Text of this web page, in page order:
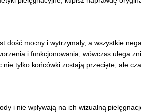
dość mocny i wytrzymały, a wszystkie
i funkcjonowania, wówczas ulega
nie tylko końcówki zostają przecięte, ale
i nie wpływają na ich wizualną